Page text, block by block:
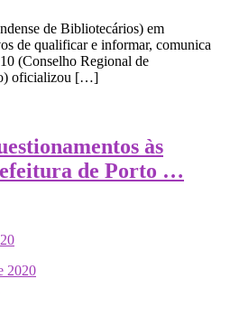
de Bibliotecários) em
de qualificar e informar, comunica
(Conselho Regional de
oficializou […]
às
de Porto …
2020